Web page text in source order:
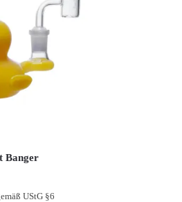
Banger
UStG §6